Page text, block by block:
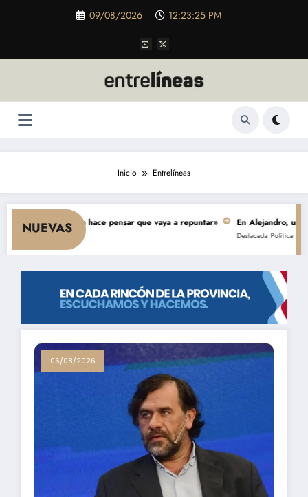
09/08/2026 12:23:27 PM
Inicio Entrelíneas
NUEVAS
y nada hace pensar que vaya a repuntar» En Alejandro, una obra de
Política
06/08/2026